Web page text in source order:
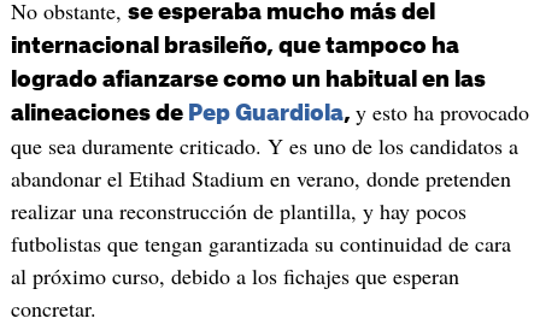
No obstante, se esperaba mucho más del
internacional brasileño, que tampoco ha
logrado afianzarse como un habitual en las
alineaciones de Pep Guardiola, y esto ha provocado
que sea duramente criticado. Y es uno de los candidatos a
abandonar el Etihad Stadium en verano, donde pretenden
realizar una reconstrucción de plantilla, y hay pocos
futbolistas que tengan garantizada su continuidad de cara
al próximo curso, debido a los fichajes que esperan
concretar.